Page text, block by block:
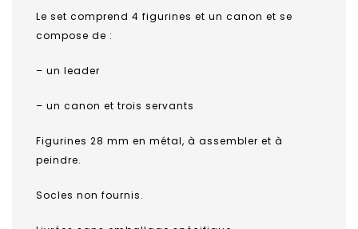
Le set comprend 4 figurines et un canon et se
compose de :
– un leader
– un canon et trois servants
Figurines 28 mm en métal, à assembler et à
peindre.
Socles non fournis.